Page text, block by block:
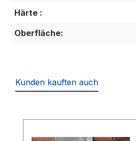
Härte :
Oberfläche:
Kunden kauften auch